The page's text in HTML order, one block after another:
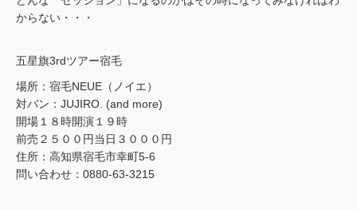
からない・・・
五星旗3rdツアー宿毛
場所：宿毛NEUE（ノイエ）
対バン：JUJIRO. (and more)
開場１８時開演１９時
前売２５００円当日３０００円
住所：高知県宿毛市幸町5-6
問い合わせ：0880-63-3215